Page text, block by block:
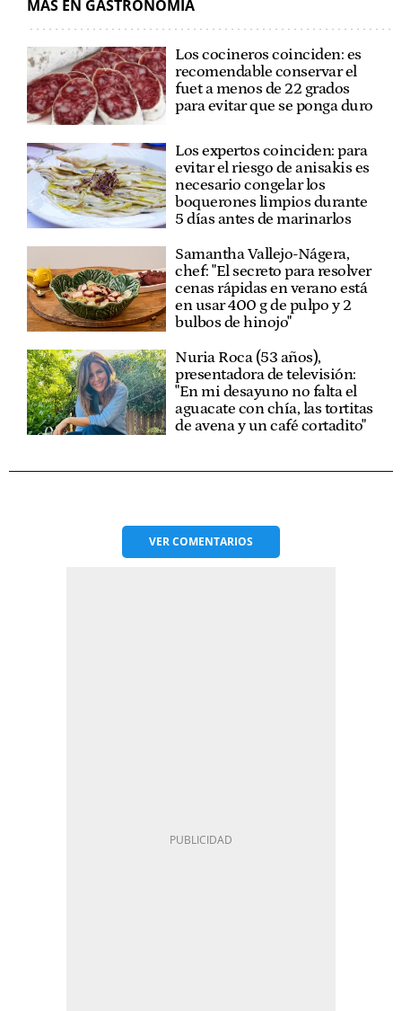
MÁS EN GASTRONOMÍA
Los cocineros coinciden: es
recomendable conservar el
fuet a menos de 22 grados
para evitar que se ponga duro
Los expertos coinciden: para
evitar el riesgo de anisakis es
necesario congelar los
boquerones limpios durante
5 días antes de marinarlos
Samantha Vallejo-Nágera,
chef: "El secreto para resolver
cenas rápidas en verano está
en usar 400 g de pulpo y 2
bulbos de hinojo"
Nuria Roca (53 años),
presentadora de televisión:
"En mi desayuno no falta el
aguacate con chía, las tortitas
de avena y un café cortadito"
VERCOMENTARIOS